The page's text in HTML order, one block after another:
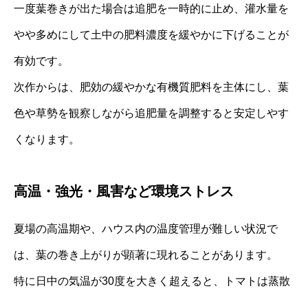
一度葉巻きが出た場合は追肥を一時的に止め、灌水量を
やや多めにして土中の肥料濃度を緩やかに下げることが
有効です。
次作からは、肥効の緩やかな有機質肥料を主体にし、葉
色や草勢を観察しながら追肥量を調整すると安定しやす
くなります。
高温・強光・風害など環境ストレス
夏場の高温期や、ハウス内の温度管理が難しい状況で
は、葉の巻き上がりが顕著に現れることがあります。
特に日中の気温が30度を大きく超えると、トマトは蒸散